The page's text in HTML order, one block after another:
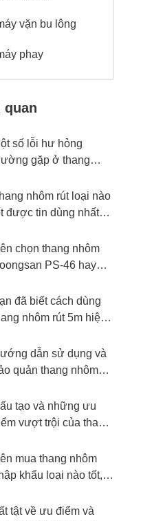
vặn bu lông
phay
quan
số lỗi hư hỏng
gặp ở thang
nhôm rút loại nào
được tin dùng nhất
chọn thang nhôm
PS-46 hay
đã biết cách dùng
nhôm rút 5m hiệu
dẫn sử dụng và
quản thang nhôm
tạo và những ưu
vượt trội của thang
mua thang nhôm
khẩu loại nào tốt,
tật về ưu điểm và